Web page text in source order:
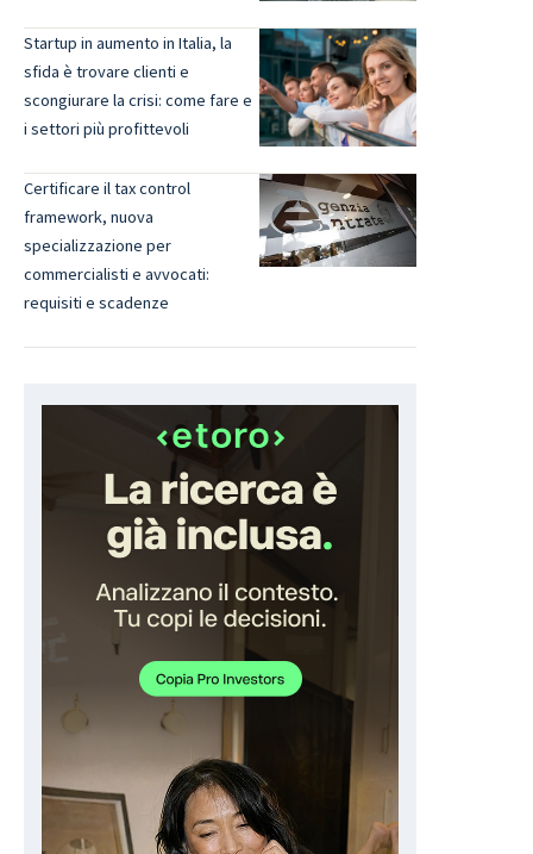
Startup in aumento in Italia, la
sfida è trovare clienti e
scongiurare la crisi: come fare e
i settori più profittevoli
Certificare il tax control
framework, nuova
specializzazione per
commercialisti e avvocati:
requisiti e scadenze